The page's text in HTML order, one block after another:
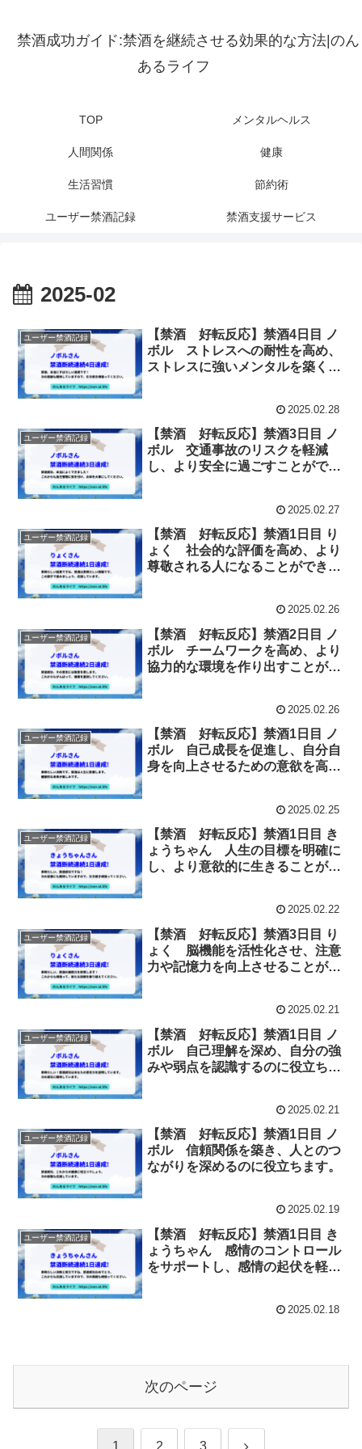
禁酒成功ガイド:禁酒を継続させる効果的な方法|のん
あるライフ
TOP メンタルヘルス
人間関係 健康
生活習慣 節約術
ユーザー禁酒記録 禁酒支援サービス
2025-02
ユーザー禁酒記録
【禁酒 好転反応】禁酒4日目 ノ
ボル ストレスへの耐性を高め、
ストレスに強いメンタルを築くこ
2025.02.28
ユーザー禁酒記録
【禁酒 好転反応】禁酒3日目 ノ
ボル 交通事故のリスクを軽減
し、より安全に過ごすことができ
2025.02.27
ユーザー禁酒記録
【禁酒 好転反応】禁酒1日目 り
ょく 社会的な評価を高め、より
尊敬される人になることができま
2025.02.26
ユーザー禁酒記録
【禁酒 好転反応】禁酒2日目 ノ
ボル チームワークを高め、より
協力的な環境を作り出すことがで
2025.02.26
ユーザー禁酒記録
【禁酒 好転反応】禁酒1日目 ノ
ボル 自己成長を促進し、自分自
身を向上させるための意欲を高め
2025.02.25
ユーザー禁酒記録
【禁酒 好転反応】禁酒1日目 き
ょうちゃん 人生の目標を明確に
し、より意欲的に生きることがで
2025.02.22
ユーザー禁酒記録
【禁酒 好転反応】禁酒3日目 り
ょく 脳機能を活性化させ、注意
力や記憶力を向上させることがで
2025.02.21
ユーザー禁酒記録
【禁酒 好転反応】禁酒1日目 ノ
ボル 自己理解を深め、自分の強
みや弱点を認識するのに役立ちま
2025.02.21
ユーザー禁酒記録
【禁酒 好転反応】禁酒1日目 ノ
ボル 信頼関係を築き、人とのつ
ながりを深めるのに役立ちます。
2025.02.19
ユーザー禁酒記録
【禁酒 好転反応】禁酒1日目 き
ょうちゃん 感情のコントロール
をサポートし、感情の起伏を軽減
2025.02.18
次のページ
次